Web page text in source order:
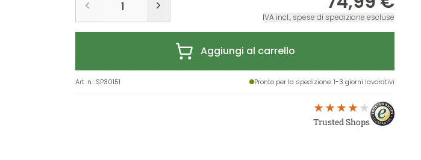
IVA incl., spese di spedizione escluse
Aggiungi al carrello
Art. n.: SP30151 Pronto per la spedizione: 1-3 giorni lavorativi
Trusted Shops